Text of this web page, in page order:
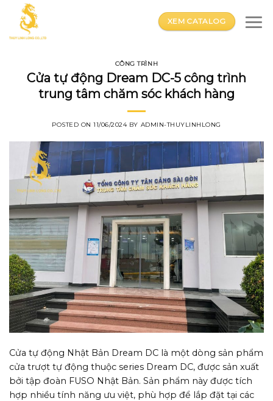
content
XEM CATALOG
CÔNG TRÌNH
Cửa tự động Dream DC-5 công trình
trung tâm chăm sóc khách hàng
POSTED ON11/06/2024BY ADMIN-THUYLINHLONG
Cửa tự động Nhật Bản Dream DC là một dòng sản phẩm
cửa trượt tự động thuộc series Dream DC, được sản xuất
bởi tập đoàn FUSO Nhật Bản. Sản phẩm này được tích
hợp nhiều tính năng ưu việt, phù hợp để lắp đặt tại các